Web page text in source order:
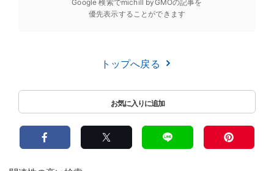
Google 検索でmichill byGMOの記事を
優先表示することができます
トップへ戻る